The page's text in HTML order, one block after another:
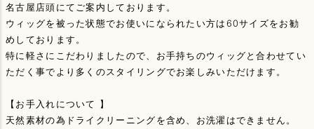
名古屋店頭にてご案内しております。
ウィッグを被った状態でお使いになられたい方は60サイズをお勧
めしております。
特に軽さにこだわりましたので、お手持ちのウィッグと合わせてい
ただく事でより多くのスタイリングでお楽しみいただけます。
【お手入れについて 】
天然素材の為ドライクリーニングを含め、お洗濯はできません。